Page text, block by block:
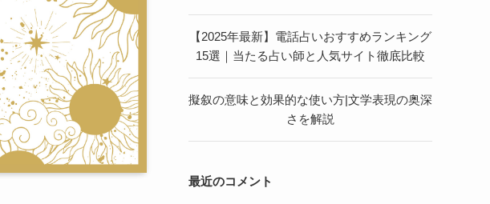
【2025年最新】電話占いおすすめランキング
15選｜当たる占い師と人気サイト徹底比較
擬叙の意味と効果的な使い方|文学表現の奥深
さを解説
最近のコメント